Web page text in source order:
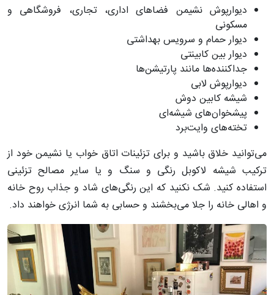
دیوارپوش نشیمن فضاهای اداری، تجاری، فروشگاهی و
مسکونی
دیوار حمام و سرویس بهداشتی
دیوار بین کابینتی
جداکننده‌ها مانند پارتیشن‌ها
دیوارپوش لابی
شیشه کابین دوش
پیشخوان‌های شیشه‌ای
تخته‌های وایت‌برد
می‌توانید خلاق باشید و برای تزئینات اتاق خواب یا نشیمن خود از
ترکیب شیشه لاکوبل رنگی و سنگ و یا سایر مصالح تزئینی
استفاده کنید. شک نکنید که این رنگی‌های شاد و جذاب روح خانه
و اهالی خانه را جلا می‌بخشند و حسابی به شما انرژی خواهند داد.